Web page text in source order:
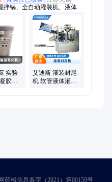
锅、全自动灌装机、液体灌
拌机、硅胶压料机、压料机、
机、真空乳化机、高剪切乳化
验室搅拌锅
实验
胶药
艾迪斯 灌装封尾
机 软管液体灌装
械信息备字（2021）第00159号